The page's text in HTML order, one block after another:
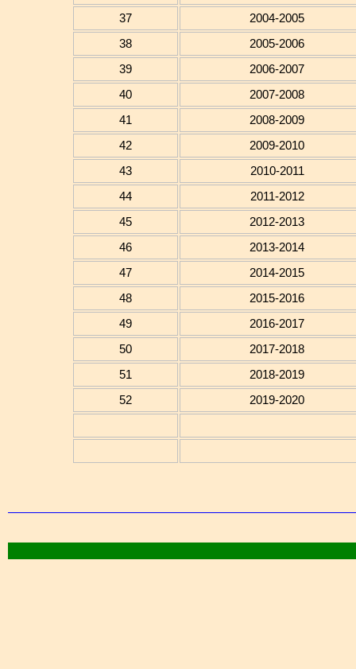
37
2004-2005
38
2005-2006
39
2006-2007
40
2007-2008
41
2008-2009
42
2009-2010
43
2010-2011
44
2011-2012
45
2012-2013
46
2013-2014
47
2014-2015
48
2015-2016
49
2016-2017
50
2017-2018
51
2018-2019
52
2019-2020